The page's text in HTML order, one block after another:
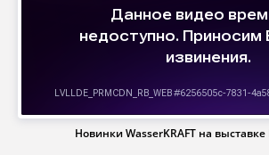
Новинки WasserKRAFT на